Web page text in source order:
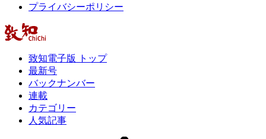
プライバシーポリシー
致知電子版 トップ
最新号
バックナンバー
連載
カテゴリー
人気記事